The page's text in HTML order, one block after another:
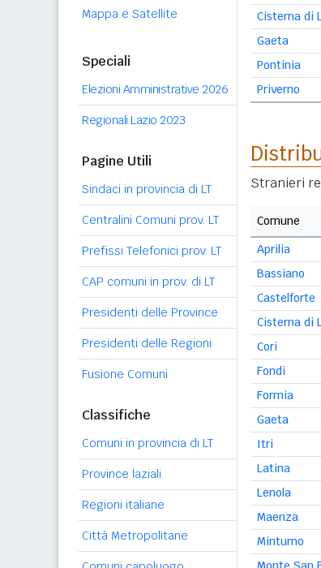
Mappa e Satellite
Speciali
Elezioni Amministrative 2026
Regionali Lazio 2023
Pagine Utili
Sindaci in provincia di LT
Centralini Comuni prov. LT
Prefissi Telefonici prov. LT
CAP comuni in prov. di LT
Presidenti delle Province
Presidenti delle Regioni
Fusione Comuni
Classifiche
Comuni in provincia di LT
Province laziali
Regioni italiane
Città Metropolitane
Cisterna di
Gaeta
Pontinia
Priverno
Stranieri
Comune
Aprilia
Bassiano
Castelforte
Cisterna di
Cori
Fondi
Formia
Gaeta
Itri
Latina
Lenola
Maenza
Minturno